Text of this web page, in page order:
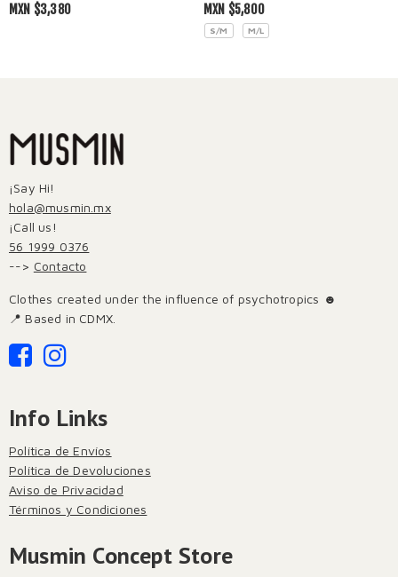
MXN $3,380
MXN $5,800
S/M M/L
¡Say Hi!
hola@musmin.mx
¡Call us!
56 1999 0376
--> Contacto
Clothes created under the influence of psychotropics ☻
📍 Based in CDMX.
Info Links
Política de Envíos
Política de Devoluciones
Aviso de Privacidad
Términos y Condiciones
Musmin Concept Store